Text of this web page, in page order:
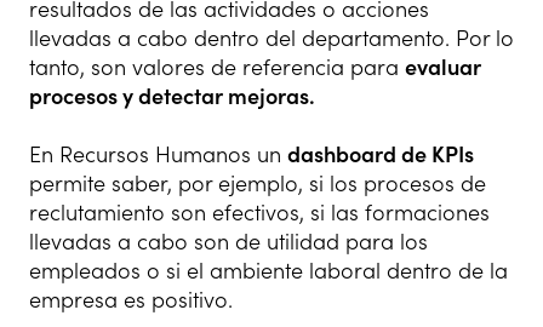
resultados de las actividades o acciones
llevadas a cabo dentro del departamento. Por lo
tanto, son valores de referencia para evaluar
procesos y detectar mejoras.
En Recursos Humanos un dashboard de KPIs
permite saber, por ejemplo, si los procesos de
reclutamiento son efectivos, si las formaciones
llevadas a cabo son de utilidad para los
empleados o si el ambiente laboral dentro de la
empresa es positivo.